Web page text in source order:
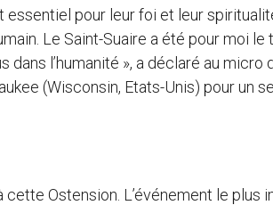
essentiel pour leur foi et leur
Le Saint-Suaire a été pour moi le
l’humanité », a déclaré au micro
(Wisconsin, Etats-Unis) pour un
Ostension. L’événement le plus